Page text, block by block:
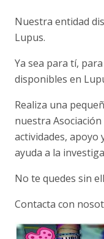
Nuestra entidad
Lupus.
Ya sea para tí,
disponibles en
Realiza una
nuestra
actividades, apoyo
ayuda a la
No te quedes sin
Contacta con